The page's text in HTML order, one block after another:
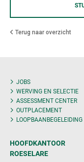
Terug naar overzicht
JOBS
WERVING EN SELECTIE
ASSESSMENT CENTER
OUTPLACEMENT
LOOPBAANBEGELEIDING
HOOFDKANTOOR
ROESELARE